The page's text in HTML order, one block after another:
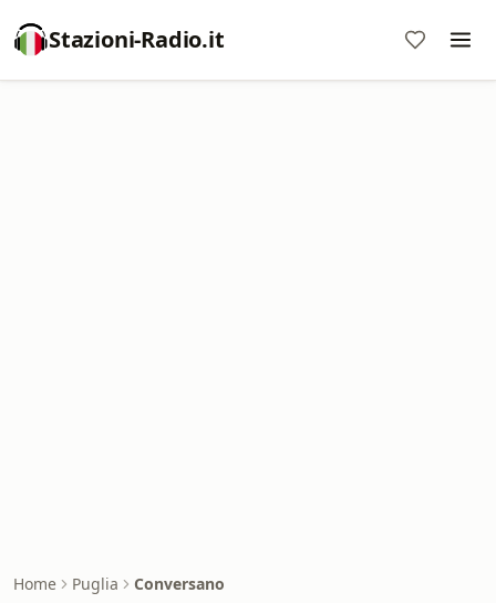
Stazioni-Radio.it
Home Puglia Conversano